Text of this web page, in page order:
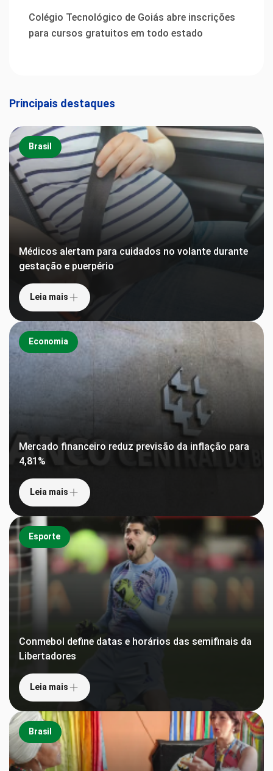
Colégio Tecnológico de Goiás abre inscrições
para cursos gratuitos em todo estado
Principais destaques
Brasil
Médicos alertam para cuidados no volante durante
gestação e puerpério
Leia mais
Economia
Mercado financeiro reduz previsão da inflação para
4,81%
Leia mais
Esporte
Conmebol define datas e horários das semifinais da
Libertadores
Leia mais
Brasil